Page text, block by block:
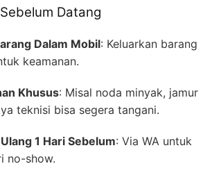
Datang
Dalam Mobil: Keluarkan barang
keamanan.
Khusus: Misal noda minyak, jamur
teknisi bisa segera tangani.
1 Hari Sebelum: Via WA untuk
no-show.